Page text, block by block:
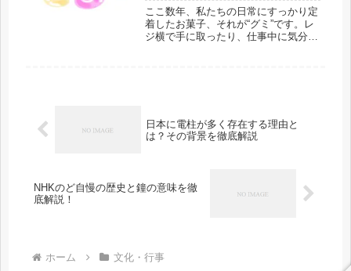
ャンペーン＆イベントまるわ
かり
ここ数年、私たちの日常にすっかり定
着したお菓子、それが“グミ”です。レ
ジ横で手に取ったり、仕事中に気分転
日本に電柱が多く存在する理由と
は？その背景を徹底解説
NHKのど自慢の歴史と鐘の意味を徹
底解説！
ホーム 文化・行事